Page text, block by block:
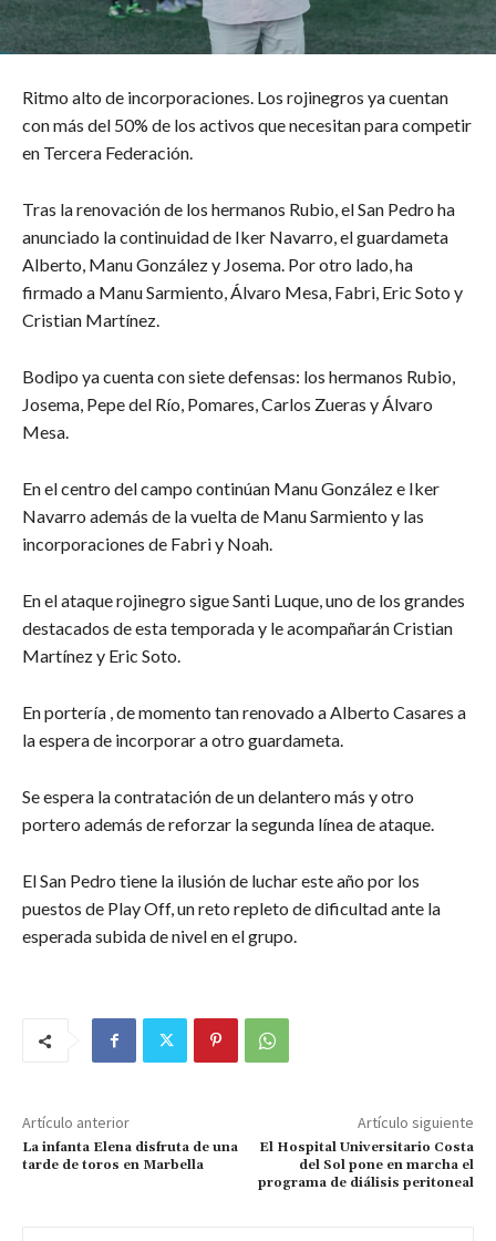
Ritmo alto de incorporaciones. Los rojinegros ya cuentan
con más del 50% de los activos que necesitan para competir
en Tercera Federación.
Tras la renovación de los hermanos Rubio, el San Pedro ha
anunciado la continuidad de Iker Navarro, el guardameta
Alberto, Manu González y Josema. Por otro lado, ha
firmado a Manu Sarmiento, Álvaro Mesa, Fabri, Eric Soto y
Cristian Martínez.
Bodipo ya cuenta con siete defensas: los hermanos Rubio,
Josema, Pepe del Río, Pomares, Carlos Zueras y Álvaro
Mesa.
En el centro del campo continúan Manu González e Iker
Navarro además de la vuelta de Manu Sarmiento y las
incorporaciones de Fabri y Noah.
En el ataque rojinegro sigue Santi Luque, uno de los grandes
destacados de esta temporada y le acompañarán Cristian
Martínez y Eric Soto.
En portería , de momento tan renovado a Alberto Casares a
la espera de incorporar a otro guardameta.
Se espera la contratación de un delantero más y otro
portero además de reforzar la segunda línea de ataque.
El San Pedro tiene la ilusión de luchar este año por los
puestos de Play Off, un reto repleto de dificultad ante la
esperada subida de nivel en el grupo.
Artículo anterior
La infanta Elena disfruta de una
tarde de toros en Marbella
Artículo siguiente
El Hospital Universitario Costa
del Sol pone en marcha el
programa de diálisis peritoneal